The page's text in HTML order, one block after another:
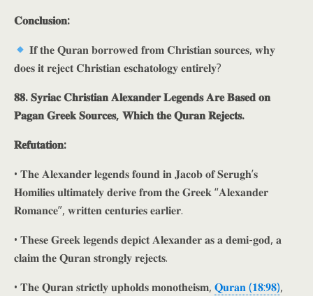
𝐂𝐨𝐧𝐜𝐥𝐮𝐬𝐢𝐨𝐧:
𝐈𝐟 𝐭𝐡𝐞 𝐐𝐮𝐫𝐚𝐧 𝐛𝐨𝐫𝐫𝐨𝐰𝐞𝐝 𝐟𝐫𝐨𝐦 𝐂𝐡𝐫𝐢𝐬𝐭𝐢𝐚𝐧 𝐬𝐨𝐮𝐫𝐜𝐞𝐬, 𝐰𝐡𝐲
𝐝𝐨𝐞𝐬 𝐢𝐭 𝐫𝐞𝐣𝐞𝐜𝐭 𝐂𝐡𝐫𝐢𝐬𝐭𝐢𝐚𝐧 𝐞𝐬𝐜𝐡𝐚𝐭𝐨𝐥𝐨𝐠𝐲 𝐞𝐧𝐭𝐢𝐫𝐞𝐥𝐲?
𝟖𝟖. 𝐒𝐲𝐫𝐢𝐚𝐜 𝐂𝐡𝐫𝐢𝐬𝐭𝐢𝐚𝐧 𝐀𝐥𝐞𝐱𝐚𝐧𝐝𝐞𝐫 𝐋𝐞𝐠𝐞𝐧𝐝𝐬 𝐀𝐫𝐞 𝐁𝐚𝐬𝐞𝐝 𝐨𝐧
𝐏𝐚𝐠𝐚𝐧 𝐆𝐫𝐞𝐞𝐤 𝐒𝐨𝐮𝐫𝐜𝐞𝐬, 𝐖𝐡𝐢𝐜𝐡 𝐭𝐡𝐞 𝐐𝐮𝐫𝐚𝐧 𝐑𝐞𝐣𝐞𝐜𝐭𝐬.
𝐑𝐞𝐟𝐮𝐭𝐚𝐭𝐢𝐨𝐧:
• 𝐓𝐡𝐞 𝐀𝐥𝐞𝐱𝐚𝐧𝐝𝐞𝐫 𝐥𝐞𝐠𝐞𝐧𝐝𝐬 𝐟𝐨𝐮𝐧𝐝 𝐢𝐧 𝐉𝐚𝐜𝐨𝐛 𝐨𝐟 𝐒𝐞𝐫𝐮𝐠𝐡’𝐬
𝐇𝐨𝐦𝐢𝐥𝐢𝐞𝐬 𝐮𝐥𝐭𝐢𝐦𝐚𝐭𝐞𝐥𝐲 𝐝𝐞𝐫𝐢𝐯𝐞 𝐟𝐫𝐨𝐦 𝐭𝐡𝐞 𝐆𝐫𝐞𝐞𝐤 “𝐀𝐥𝐞𝐱𝐚𝐧𝐝𝐞𝐫
𝐑𝐨𝐦𝐚𝐧𝐜𝐞”, 𝐰𝐫𝐢𝐭𝐭𝐞𝐧 𝐜𝐞𝐧𝐭𝐮𝐫𝐢𝐞𝐬 𝐞𝐚𝐫𝐥𝐢𝐞𝐫.
• 𝐓𝐡𝐞𝐬𝐞 𝐆𝐫𝐞𝐞𝐤 𝐥𝐞𝐠𝐞𝐧𝐝𝐬 𝐝𝐞𝐩𝐢𝐜𝐭 𝐀𝐥𝐞𝐱𝐚𝐧𝐝𝐞𝐫 𝐚𝐬 𝐚 𝐝𝐞𝐦𝐢-𝐠𝐨𝐝, 𝐚
𝐜𝐥𝐚𝐢𝐦 𝐭𝐡𝐞 𝐐𝐮𝐫𝐚𝐧 𝐬𝐭𝐫𝐨𝐧𝐠𝐥𝐲 𝐫𝐞𝐣𝐞𝐜𝐭𝐬.
• 𝐓𝐡𝐞 𝐐𝐮𝐫𝐚𝐧 𝐬𝐭𝐫𝐢𝐜𝐭𝐥𝐲 𝐮𝐩𝐡𝐨𝐥𝐝𝐬 𝐦𝐨𝐧𝐨𝐭𝐡𝐞𝐢𝐬𝐦, 𝐐𝐮𝐫𝐚𝐧 (𝟏𝟖:𝟗𝟖),